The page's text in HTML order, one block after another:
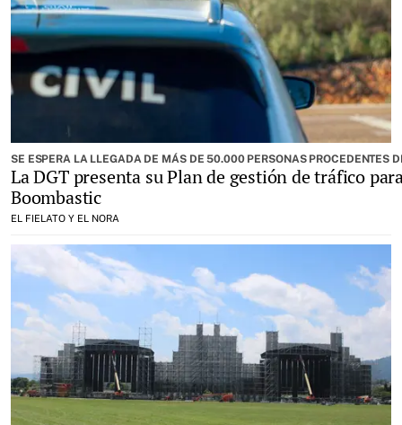
SE ESPERA LA LLEGADA DE MÁS DE 50.000 PERSONAS PROCEDENTES
La DGT presenta su Plan de gestión de tráfico
Boombastic
EL FIELATO Y EL NORA